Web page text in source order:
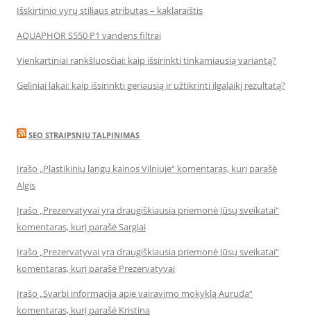
Išskirtinio vyrų stiliaus atributas – kaklaraištis
AQUAPHOR S550 P1 vandens filtrai
Vienkartiniai rankšluosčiai: kaip išsirinkti tinkamiausią variantą?
Geliniai lakai: kaip išsirinkti geriausią ir užtikrinti ilgalaikį rezultatą?
SEO STRAIPSNIU TALPINIMAS
Įrašo „Plastikinių langų kainos Vilniuje“ komentaras, kurį parašė
Algis
Įrašo „Prezervatyvai yra draugiškiausia priemonė Jūsų sveikatai“
komentaras, kurį parašė Sargiai
Įrašo „Prezervatyvai yra draugiškiausia priemonė Jūsų sveikatai“
komentaras, kurį parašė Prezervatyvai
Įrašo „Svarbi informacija apie vairavimo mokyklą Auruda“
komentaras, kurį parašė Kristina